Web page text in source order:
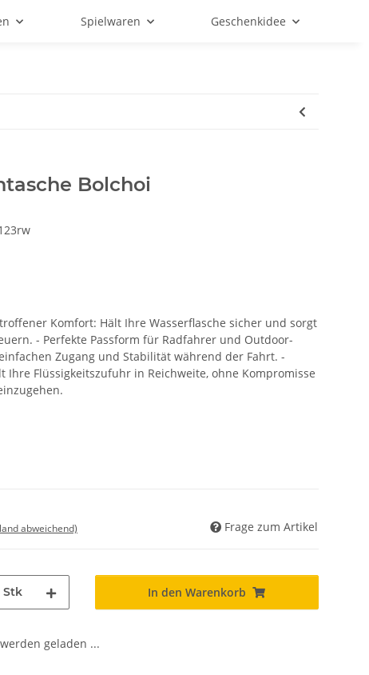
Spielwaren Geschenkidee
Bolchoi
Komfort: Hält Ihre Wasserflasche sicher und sorgt
- Perfekte Passform für Radfahrer und Outdoor-
Zugang und Stabilität während der Fahrt. -
Ihre Flüssigkeitszufuhr in Reichweite, ohne Kompromisse
abweichend) Frage zum Artikel
Stk In den Warenkorb
geladen ...